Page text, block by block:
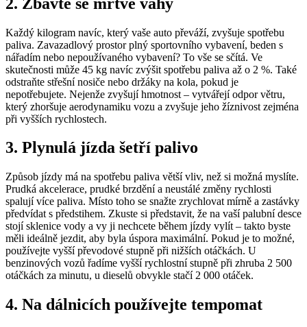
Každý kilogram navíc, který vaše auto převáží, zvyšuje spotřebu
paliva. Zavazadlový prostor plný sportovního vybavení, beden s
nářadím nebo nepoužívaného vybavení? To vše se sčítá. Ve
skutečnosti může 45 kg navíc zvýšit spotřebu paliva až o 2 %. Také
odstraňte střešní nosiče nebo držáky na kola, pokud je
nepotřebujete. Nejenže zvyšují hmotnost – vytvářejí odpor větru,
který zhoršuje aerodynamiku vozu a zvyšuje jeho žíznivost zejména
při vyšších rychlostech.
3. Plynulá jízda šetří palivo
Způsob jízdy má na spotřebu paliva větší vliv, než si možná myslíte.
Prudká akcelerace, prudké brzdění a neustálé změny rychlosti
spalují více paliva. Místo toho se snažte zrychlovat mírně a zastávky
předvídat s předstihem. Zkuste si představit, že na vaší palubní desce
stojí sklenice vody a vy ji nechcete během jízdy vylít – takto byste
měli ideálně jezdit, aby byla úspora maximální. Pokud je to možné,
používejte vyšší převodové stupně při nižších otáčkách. U
benzinových vozů řadíme vyšší rychlostní stupně při zhruba 2 500
otáčkách za minutu, u dieselů obvykle stačí 2 000 otáček.
4. Na dálnicích používejte tempomat